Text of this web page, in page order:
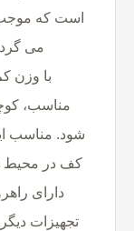
است که موجب
می
مناسب،
شود. مناسب
کف در محیط
دارای